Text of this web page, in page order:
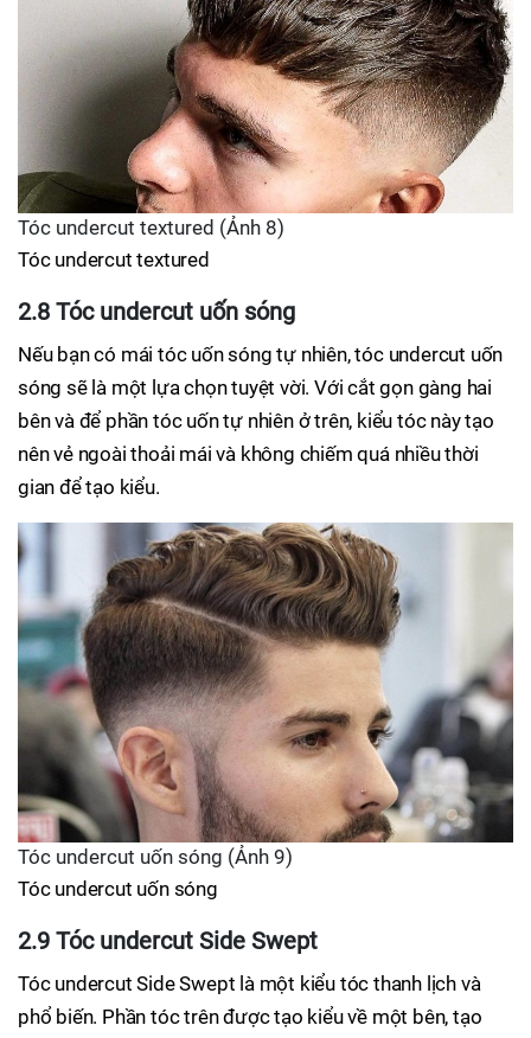
Tóc undercut textured (Ảnh 8)
Tóc undercut textured
2.8 Tóc undercut uốn sóng
Nếu bạn có mái tóc uốn sóng tự nhiên, tóc undercut uốn
sóng sẽ là một lựa chọn tuyệt vời. Với cắt gọn gàng hai
bên và để phần tóc uốn tự nhiên ở trên, kiểu tóc này tạo
nên vẻ ngoài thoải mái và không chiếm quá nhiều thời
gian để tạo kiểu.
Tóc undercut uốn sóng (Ảnh 9)
Tóc undercut uốn sóng
2.9 Tóc undercut Side Swept
Tóc undercut Side Swept là một kiểu tóc thanh lịch và
phổ biến. Phần tóc trên được tạo kiểu về một bên, tạo